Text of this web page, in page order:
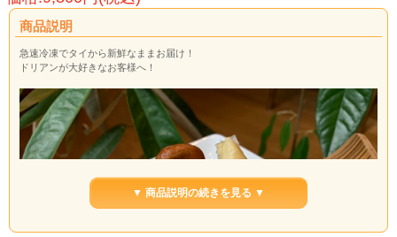
商品説明
急速冷凍でタイから新鮮なままお届け！
ドリアンが大好きなお客様へ！
▼ 商品説明の続きを見る ▼